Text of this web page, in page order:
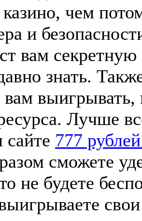
чем
и
вам
знать.
вам
Лучше
777
сможете
не будете